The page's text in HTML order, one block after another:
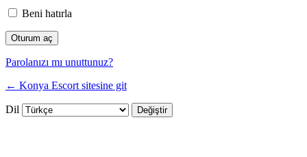
Beni hatırla
Parolanızı mı unuttunuz?
← Konya Escort sitesine git
Dil